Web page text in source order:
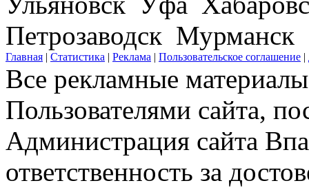
Петрозаводск Мурманск
Главная | Статистика | Реклама | Пользовательское соглашение |
Все рекламные
Пользователями сайта,
Администрация сайта
ответственность за